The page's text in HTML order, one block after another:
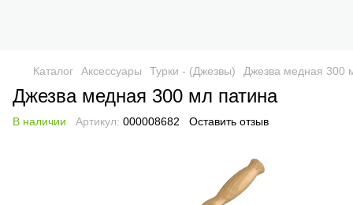
Каталог Аксессуары Турки - (Джезвы) Джезва медная 300
Джезва медная 300 мл патина
В наличии Артикул: 000008682 Оставить отзыв